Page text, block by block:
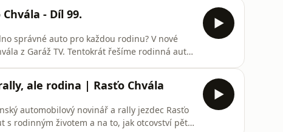
- Díl 99.
správné auto pro každou rodinu? V nové
z Garáž TV. Tentokrát řešíme rodinná auta,
Rasťo jako otec pěti dětí a automobilový
ale rodina | Rasťo Chvála
automobilový novinář a rally jezdec Rasťo
s rodinným životem a na to, jak otcovství pěti